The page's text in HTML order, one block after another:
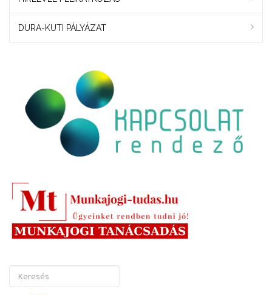
DURA-KUTI PÁLYÁZAT